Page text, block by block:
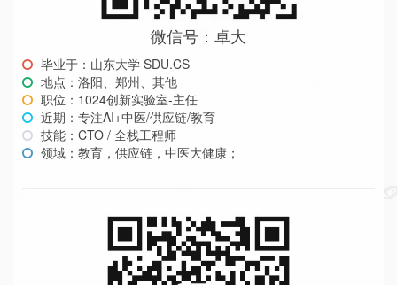
微信号：卓大
毕业于：山东大学 SDU.CS
地点：洛阳、郑州、其他
职位：1024创新实验室-主任
近期：专注AI+中医/供应链/教育
技能：CTO / 全栈工程师
领域：教育，供应链，中医大健康；